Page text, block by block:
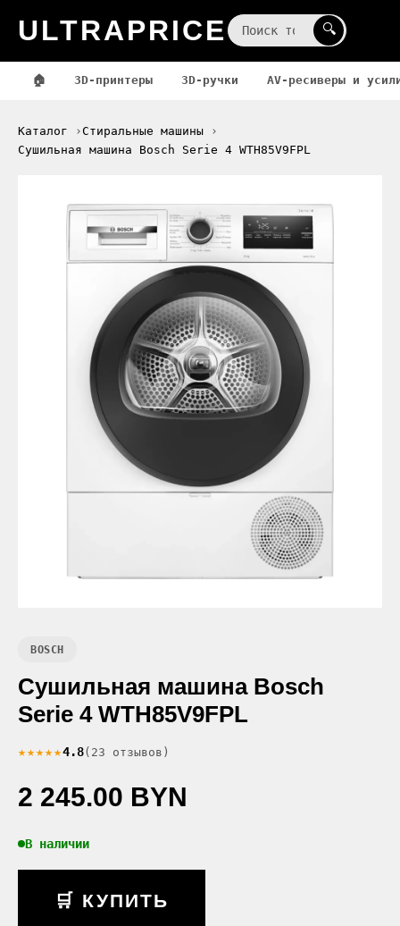
ULTRAPRICE 🔍
🏠 3D-принтеры 3D-ручки AV-ресиверы и
Каталог
Стиральные машины
Сушильная машина Bosch Serie 4 WTH85V9FPL
BOSCH
Сушильная машина Bosch
Serie 4 WTH85V9FPL
★★★★★4.8(23 отзывов)
2 245.00 BYN
В наличии
🛒 КУПИТЬ